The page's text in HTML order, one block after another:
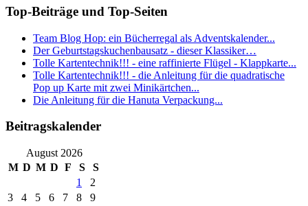
Top-Beiträge und Top-Seiten
Team Blog Hop: ein Bücherregal als Adventskalender...
Der Geburtstagskuchenbausatz - dieser Klassiker…
Tolle Kartentechnik!!! - eine raffinierte Flügel - Klappkarte...
Tolle Kartentechnik!!! - die Anleitung für die quadratische
Pop up Karte mit zwei Minikärtchen...
Die Anleitung für die Hanuta Verpackung...
Beitragskalender
August 2026
M D M D F S
S
1
2
3
4 5 6 7 8
9